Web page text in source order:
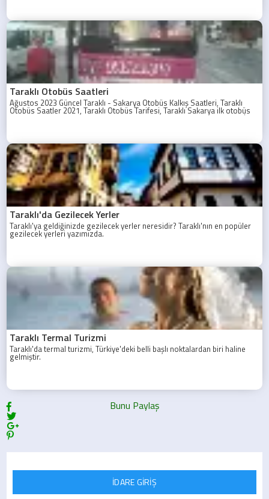
Taraklı Otobüs Saatleri
Ağustos 2023 Güncel Taraklı - Sakarya Otobüs Kalkış Saatleri, Taraklı
Otobüs Saatler 2021, Taraklı Otobüs Tarifesi, Taraklı Sakarya ilk otobüs
ne zaman? Taraklı - Sakarya Son Otobüs Ne zaman? Sakarya Taraklı İlk
Taraklı'da Gezilecek Yerler
Taraklı'ya geldiğinizde gezilecek yerler neresidir? Taraklı'nın en popüler
gezilecek yerleri yazımızda.
Taraklı Termal Turizmi
Taraklı'da termal turizmi, Türkiye'deki belli başlı noktalardan biri haline
gelmiştir.
İDARE GİRİŞ